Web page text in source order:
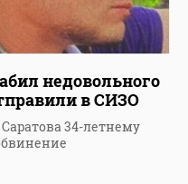
недовольного
в СИЗО
34-летнему